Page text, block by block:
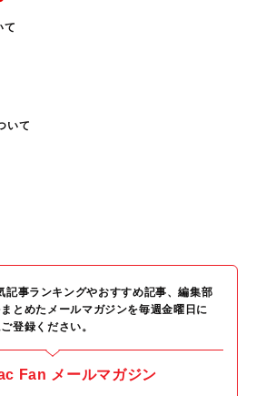
て
いて
事ランキングやおすすめ記事、編集部
とめたメールマガジンを毎週金曜日に
登録ください。
Fan メールマガジン